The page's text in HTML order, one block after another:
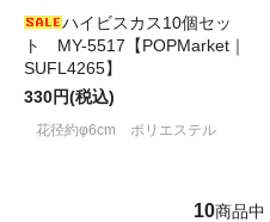
ハイビスカス10個セッ
ト MY-5517【POPMarket｜
SUFL4265】
330円(税込)
花径約φ6cm ポリエステル
10商品中